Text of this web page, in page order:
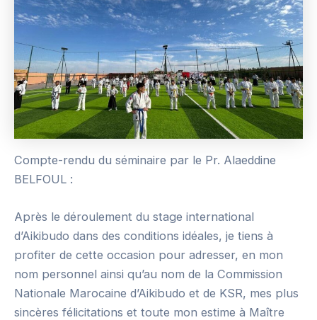
Compte-rendu du séminaire par le Pr. Alaeddine
BELFOUL :
Après le déroulement du stage international
d’Aikibudo dans des conditions idéales, je tiens à
profiter de cette occasion pour adresser, en mon
nom personnel ainsi qu’au nom de la Commission
Nationale Marocaine d’Aikibudo et de KSR, mes plus
sincères félicitations et toute mon estime à Maître